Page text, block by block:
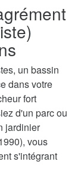
un bassin
dans votre
fort
d'un parc ou
jardinier
vous
s'intégrant